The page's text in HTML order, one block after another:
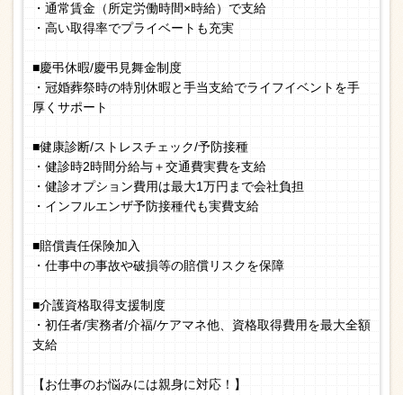
・通常賃金（所定労働時間×時給）で支給
・高い取得率でプライベートも充実
■慶弔休暇/慶弔見舞金制度
・冠婚葬祭時の特別休暇と手当支給でライフイベントを手
厚くサポート
■健康診断/ストレスチェック/予防接種
・健診時2時間分給与＋交通費実費を支給
・健診オプション費用は最大1万円まで会社負担
・インフルエンザ予防接種代も実費支給
■賠償責任保険加入
・仕事中の事故や破損等の賠償リスクを保障
■介護資格取得支援制度
・初任者/実務者/介福/ケアマネ他、資格取得費用を最大全額
支給
【お仕事のお悩みには親身に対応！】